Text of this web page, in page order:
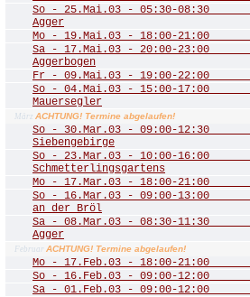
So - 25.Mai.03 - 05:30-08:30
Agger
Mo - 19.Mai.03 - 18:00-
Sa - 17.Mai.03 - 20:00-23:00
Aggerbogen
Fr - 09.Mai.03 - 19:00-22:00
So - 04.Mai.03 - 15:00-17:00
Mauersegler
März ACHTUNG! Termine abgelaufen!
So - 30.Mar.03 - 09:00-
Siebengebirge
So - 23.Mar.03 - 10:00-
Schmetterlingsgartens
Mo - 17.Mar.03 - 18:00-
So - 16.Mar.03 - 09:00-13:00
an der Bröl
Sa - 08.Mar.03 - 08:30-11:30
Agger
Februar ACHTUNG! Termine abgelaufen!
Mo - 17.Feb.03 - 18:00-
So - 16.Feb.03 - 09:00-12:00
Sa - 01.Feb.03 - 09:00-